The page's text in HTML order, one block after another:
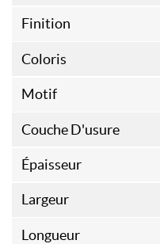
Finition
Coloris
Motif
Couche D'usure
Épaisseur
Largeur
Longueur